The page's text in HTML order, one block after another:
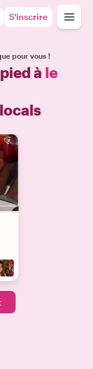
S'inscrire
pour vous !
à le